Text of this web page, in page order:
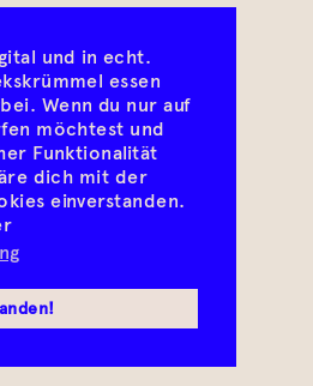
und in echt.
essen
Wenn du nur auf
möchtest und
Funktionalität
dich mit der
einverstanden.